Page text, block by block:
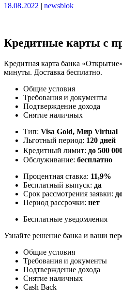
Опубликовано
18.08.2022 | Опубликовано
newsblok
Кредитные карты с
Кредитная карта банка
минуты. Доставка бесплатно.
Общие условия
Требования и документы
Подтверждение дохода
Снятие наличных
Тип: Visa Gold, Мир Virtual
Льготный период: 120 дней
Кредитный лимит: до 500
Обслуживание: бесплатно
Процентная ставка: 11,9%
Бесплатный выпуск: да
Срок рассмотрения заявки:
Период рассрочки: нет
Бесплатные уведомления
Узнайте решение банка и ваши
Общие условия
Требования и документы
Подтверждение дохода
Снятие наличных
Cash Back